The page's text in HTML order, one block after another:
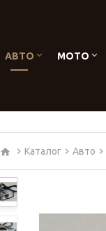
АВТО МОТО
Каталог Авто